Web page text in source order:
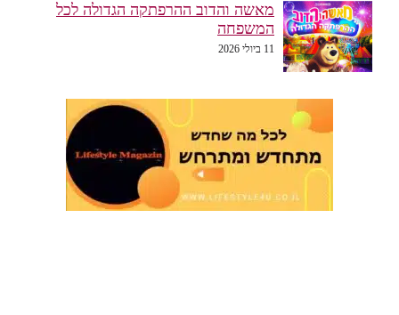
מאשה והדוב ההרפתקה הגדולה לכל
המשפחה
11 ביולי 2026